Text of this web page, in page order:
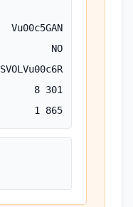
Vu00c5GAN
NO
SVOLVu00c6R
8 301
1 865